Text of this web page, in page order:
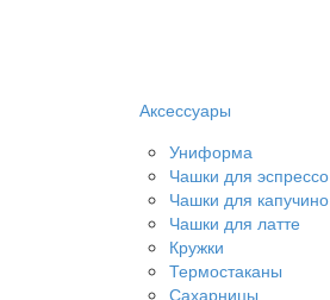
Аксессуары
Униформа
Чашки для эспрессо
Чашки для капучино
Чашки для латте
Кружки
Термостаканы
Сахарницы